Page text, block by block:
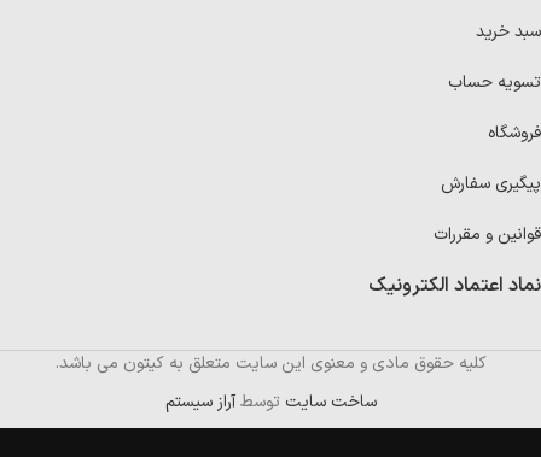
سبد خرید
تسویه حساب
فروشگاه
پیگیری سفارش
قوانین و مقررات
نماد اعتماد الکترونیک
کلیه حقوق مادی و معنوی این سایت متعلق به کیتون می باشد.
ساخت سایت توسطآراز سیستم